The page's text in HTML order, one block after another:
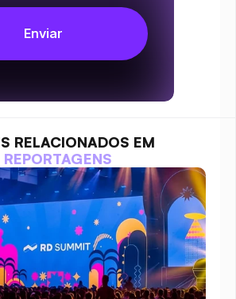
RELACIONADOS EM
REPORTAGENS